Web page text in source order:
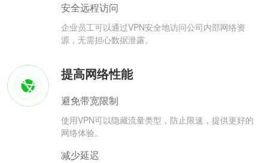
安全远程访问
企业员工可以通过VPN安全地访问公司内部网络资
源，无需担心数据泄露。
提高网络性能
避免带宽限制
使用VPN可以隐藏流量类型，防止限速，提供更好的
网络体验。
减少延迟